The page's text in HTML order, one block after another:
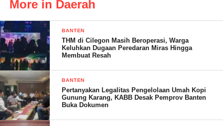
“Kami bermaksud mengundang Pak Anies untuk berkenan hadir
di agenda Rakernas pertama kami, sekaligus kami meminta Pak
Anies untuk dapat memberikan pandangan-pandangan tentang
Indonesia ke depan di hadapan lebih dari seribu kader Partai
Ummat dari seluruh Indonesia,” ujar Ridho, dalam siaran pers
pada Jumat, (3/2/2023), demikian yang dilansir BOTV
Indonesia.
More in Daerah
BANTEN
THM di Cilegon Masih Beroperasi, Warga
Keluhkan Dugaan Peredaran Miras Hingga
Membuat Resah
BANTEN
Pertanyakan Legalitas Pengelolaan Umah Kopi
Gunung Karang, KABB Desak Pemprov Banten
Buka Dokumen